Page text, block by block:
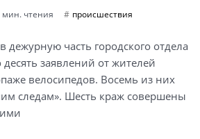
мин. чтения происшествия
дежурную часть городского отдела
заявлений от жителей
велосипедов. Восемь из них
следам». Шесть краж совершены